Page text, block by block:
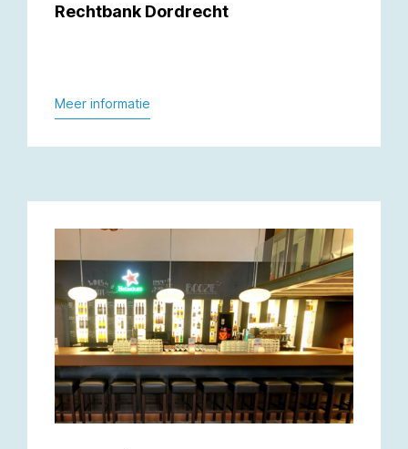
Rechtbank Dordrecht
Meer informatie